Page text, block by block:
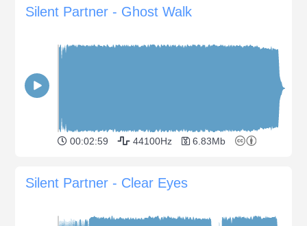
Silent Partner - Ghost Walk
00:02:59 44100Hz 6.83Mb
Silent Partner - Clear Eyes